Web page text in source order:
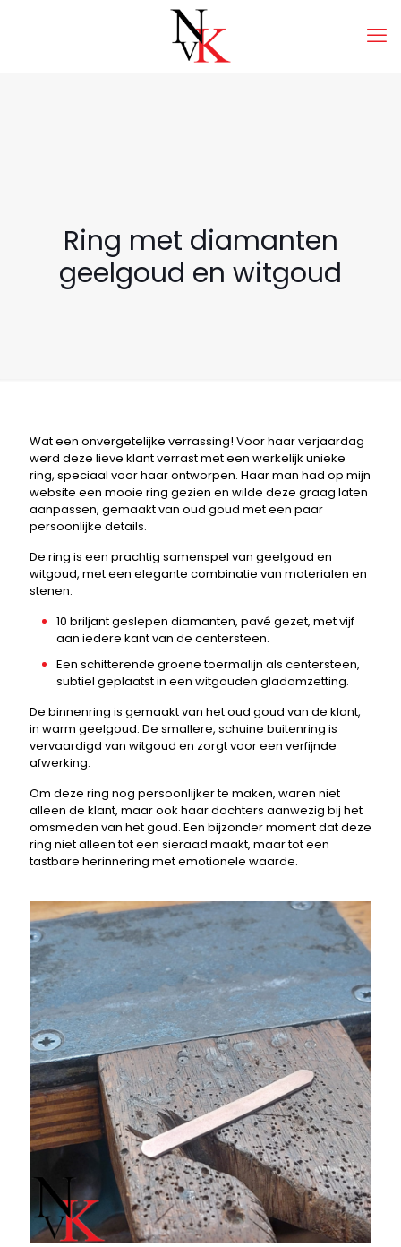
Ring met diamanten
geelgoud en witgoud
Wat een onvergetelijke verrassing! Voor haar verjaardag
werd deze lieve klant verrast met een werkelijk unieke
ring, speciaal voor haar ontworpen. Haar man had op mijn
website een mooie ring gezien en wilde deze graag laten
aanpassen, gemaakt van oud goud met een paar
persoonlijke details.
De ring is een prachtig samenspel van geelgoud en
witgoud, met een elegante combinatie van materialen en
stenen:
10 briljant geslepen diamanten, pavé gezet, met vijf
aan iedere kant van de centersteen.
Een schitterende groene toermalijn als centersteen,
subtiel geplaatst in een witgouden gladomzetting.
De binnenring is gemaakt van het oud goud van de klant,
in warm geelgoud. De smallere, schuine buitenring is
vervaardigd van witgoud en zorgt voor een verfijnde
afwerking.
Om deze ring nog persoonlijker te maken, waren niet
alleen de klant, maar ook haar dochters aanwezig bij het
omsmeden van het goud. Een bijzonder moment dat deze
ring niet alleen tot een sieraad maakt, maar tot een
tastbare herinnering met emotionele waarde.